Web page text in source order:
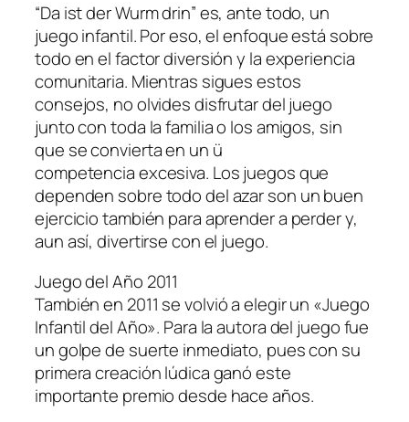
“Da ist der Wurm drin” es, ante todo, un
juego infantil. Por eso, el enfoque está sobre
todo en el factor diversión y la experiencia
comunitaria. Mientras sigues estos
consejos, no olvides disfrutar del juego
junto con toda la familia o los amigos, sin
que se convierta en un ü
competencia excesiva. Los juegos que
dependen sobre todo del azar son un buen
ejercicio también para aprender a perder y,
aun así, divertirse con el juego.
Juego del Año 2011
También en 2011 se volvió a elegir un «Juego
Infantil del Año». Para la autora del juego fue
un golpe de suerte inmediato, pues con su
primera creación lúdica ganó este
importante premio desde hace años.